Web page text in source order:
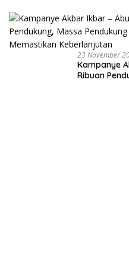
23 November
Kampanye
Ribuan